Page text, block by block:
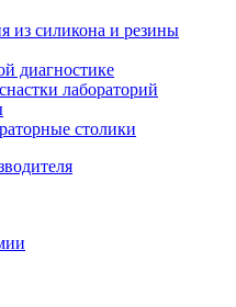
из силикона и резины
диагностике
лабораторий
столики